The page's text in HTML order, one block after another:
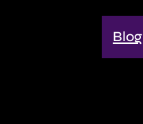
Blog